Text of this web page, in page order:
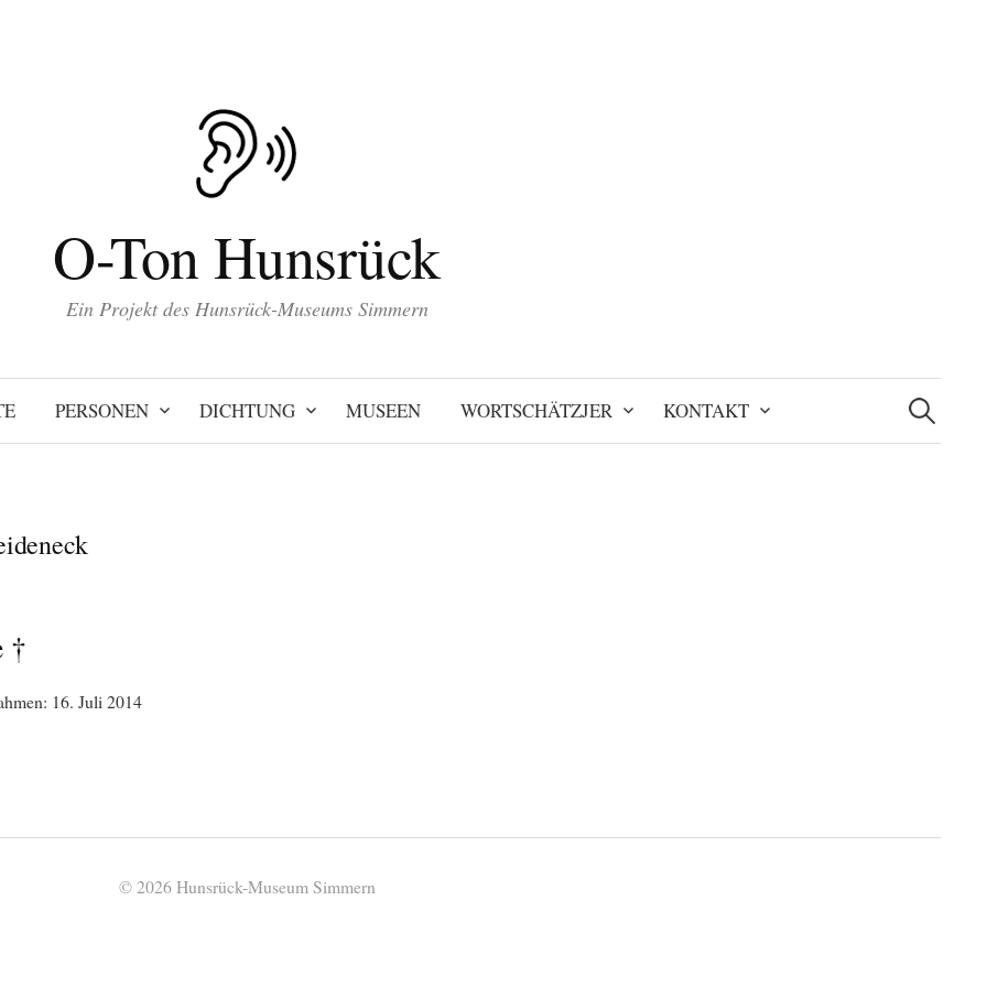
O-Ton Hunsrück
Ein Projekt des Hunsrück-Museums Simmern
PERSONEN DICHTUNG MUSEEN WORTSCHÄTZJER KONTAKT
Suchen
nach:
†
16. Juli 2014
© 2026 Hunsrück-Museum Simmern